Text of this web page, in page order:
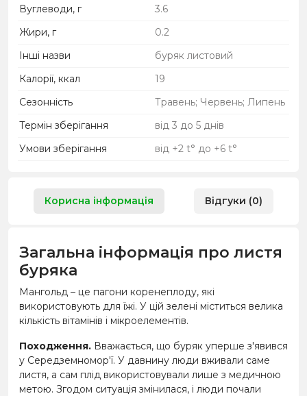
Вуглеводи, г
3.6
Жири, г
0.2
Інші назви
буряк листовий
Калорії, ккал
19
Сезонність
Травень; Червень; Липень
Термін зберігання
від 3 до 5 днів
Умови зберігання
від +2 t° до +6 t°
Корисна інформація Відгуки (0)
Загальна інформація про листя
буряка
Мангольд – це пагони коренеплоду, які
використовують для їжі. У цій зелені міститься велика
кількість вітамінів і мікроелементів.
Походження. Вважається, що буряк уперше з'явився
у Середземномор'ї. У давнину люди вживали саме
листя, а сам плід використовували лише з медичною
метою. Згодом ситуація змінилася, і люди почали